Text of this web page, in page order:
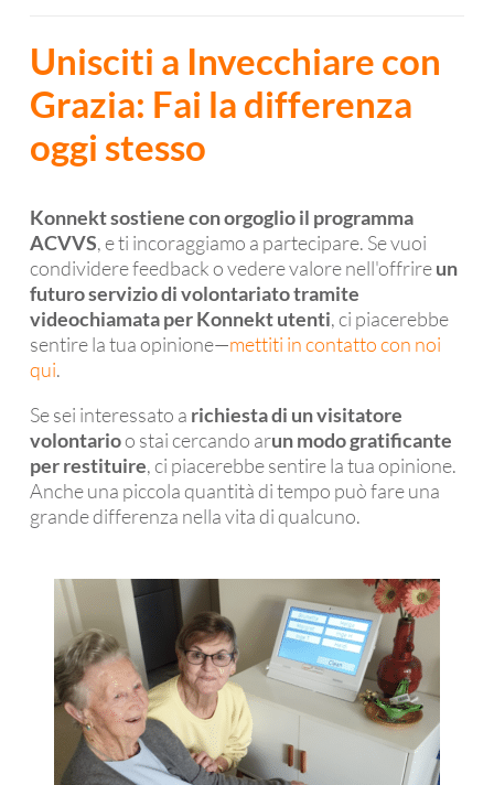
Unisciti a Invecchiare con
Grazia: Fai la differenza
oggi stesso
Konnekt sostiene con orgoglio il programma
ACVVS, e ti incoraggiamo a partecipare. Se vuoi
condividere feedback o vedere valore nell'offrireun
futuro servizio di volontariato tramite
videochiamata per Konnekt utenti, ci piacerebbe
sentire la tua opinione—mettiti in contatto con noi
qui.
Se sei interessato a richiesta di un visitatore
volontarioo stai cercando arun modo gratificante
per restituire, ci piacerebbe sentire la tua opinione.
Anche una piccola quantità di tempo può fare una
grande differenza nella vita di qualcuno.